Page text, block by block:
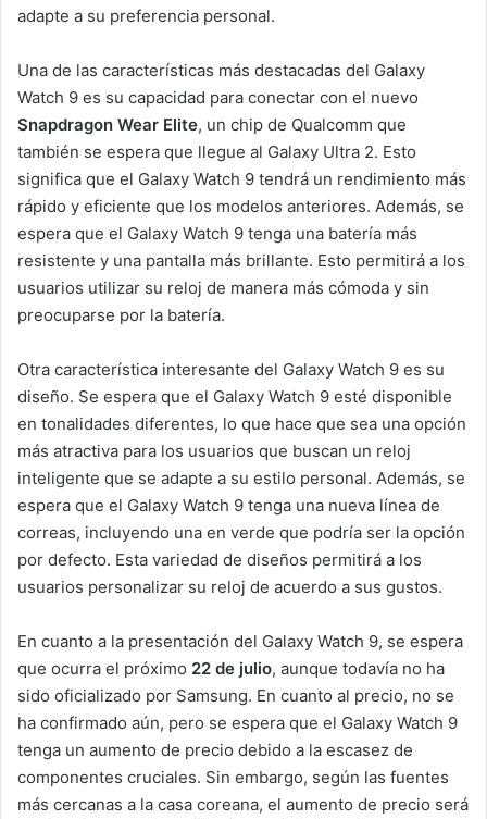
adapte a su preferencia personal.
Una de las características más destacadas del Galaxy
Watch 9 es su capacidad para conectar con el nuevo
Snapdragon Wear Elite, un chip de Qualcomm que
también se espera que llegue al Galaxy Ultra 2. Esto
significa que el Galaxy Watch 9 tendrá un rendimiento más
rápido y eficiente que los modelos anteriores. Además, se
espera que el Galaxy Watch 9 tenga una batería más
resistente y una pantalla más brillante. Esto permitirá a los
usuarios utilizar su reloj de manera más cómoda y sin
preocuparse por la batería.
Otra característica interesante del Galaxy Watch 9 es su
diseño. Se espera que el Galaxy Watch 9 esté disponible
en tonalidades diferentes, lo que hace que sea una opción
más atractiva para los usuarios que buscan un reloj
inteligente que se adapte a su estilo personal. Además, se
espera que el Galaxy Watch 9 tenga una nueva línea de
correas, incluyendo una en verde que podría ser la opción
por defecto. Esta variedad de diseños permitirá a los
usuarios personalizar su reloj de acuerdo a sus gustos.
En cuanto a la presentación del Galaxy Watch 9, se espera
que ocurra el próximo 22 de julio, aunque todavía no ha
sido oficializado por Samsung. En cuanto al precio, no se
ha confirmado aún, pero se espera que el Galaxy Watch 9
tenga un aumento de precio debido a la escasez de
componentes cruciales. Sin embargo, según las fuentes
más cercanas a la casa coreana, el aumento de precio será